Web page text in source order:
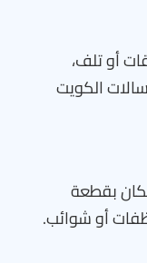
أو تلف،
الكويت
بقطعة
أو شوائب.